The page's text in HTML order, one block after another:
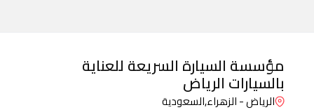
مؤسسة السيارة السريعة للعناية
بالسيارات الرياض
الرياض - الزهراء,السعودية